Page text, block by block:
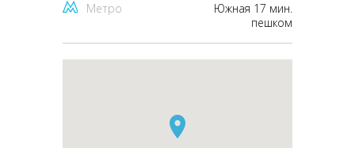
Метро
Южная 17 мин.
пешком